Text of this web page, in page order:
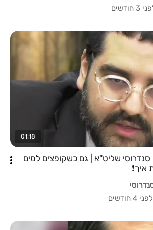
3 חודשים
01:18
סנדרוסי שליט"א | גם כשקופצים למים
לפני 4 חודשים